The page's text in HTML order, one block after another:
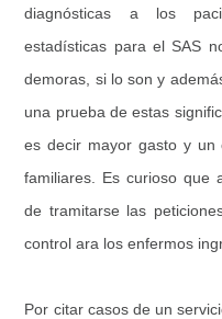
diagnósticas a los
estadísticas para el SAS
demoras, si lo son y
una prueba de estas
es decir mayor gasto y un
familiares. Es curioso que
de tramitarse las
control ara los enfermos
Por citar casos de un